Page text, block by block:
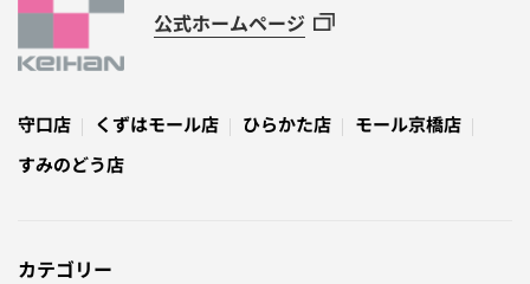
公式ホームページ
守口店 くずはモール店 ひらかた店
モール京橋店
すみのどう店
カテゴリー